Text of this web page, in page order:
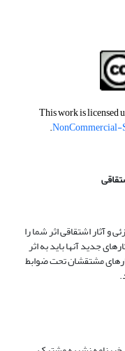
This work is licensed
NonCommercial-
.
و آثار اشتقاقی اثر شما را
جدید آنها باید به اثر
مشتقشان تحت ضوابط